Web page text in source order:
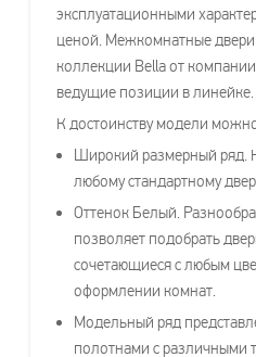
эксплуатационными
ценой. Межкомнатные двери
коллекции Bella от
ведущие позиции в линейке.
К достоинству модели
Широкий размерный ряд.
любому стандартному
Оттенок Белый.
позволяет подобрать
сочетающиеся с любым
оформлении комнат.
Модельный ряд
полотнами с различными